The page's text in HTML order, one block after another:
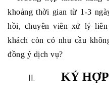
khoảng thời gian từ 1-3
hồi, chuyên viên xử lý
khách còn có nhu cầu
đồng ý dịch vụ?
KÝ